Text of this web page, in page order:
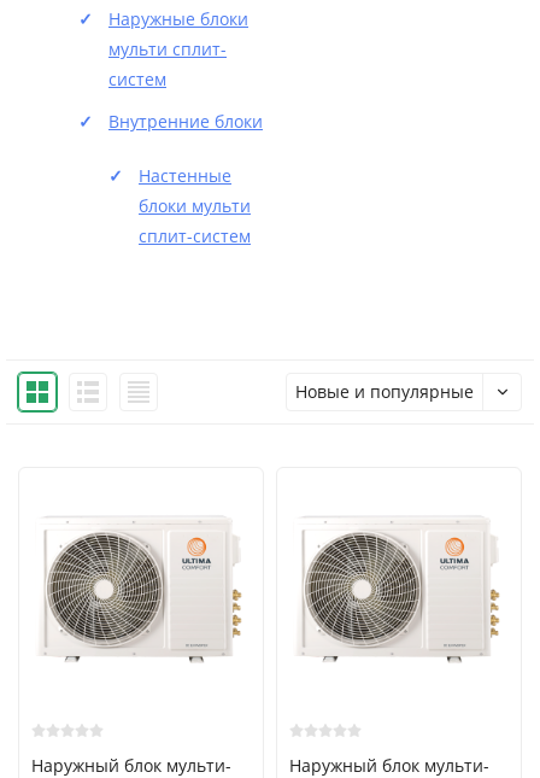
Наружные блоки
мульти сплит-
систем
Внутренние блоки
Настенные
блоки мульти
сплит-систем
Новые и популярные
Наружный блок мульти-
Наружный блок мульти-